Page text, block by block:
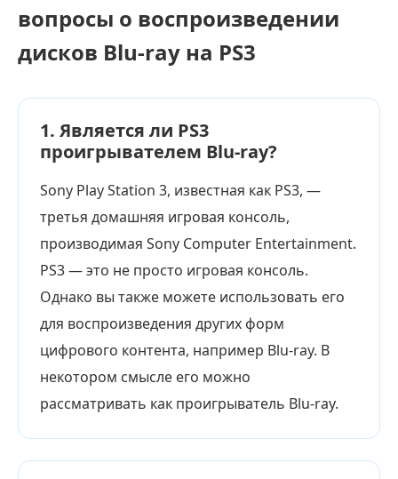
вопросы о воспроизведении
дисков Blu-ray на PS3
1. Является ли PS3
проигрывателем Blu-ray?
Sony Play Station 3, известная как PS3, —
третья домашняя игровая консоль,
производимая Sony Computer Entertainment.
PS3 — это не просто игровая консоль.
Однако вы также можете использовать его
для воспроизведения других форм
цифрового контента, например Blu-ray. В
некотором смысле его можно
рассматривать как проигрыватель Blu-ray.